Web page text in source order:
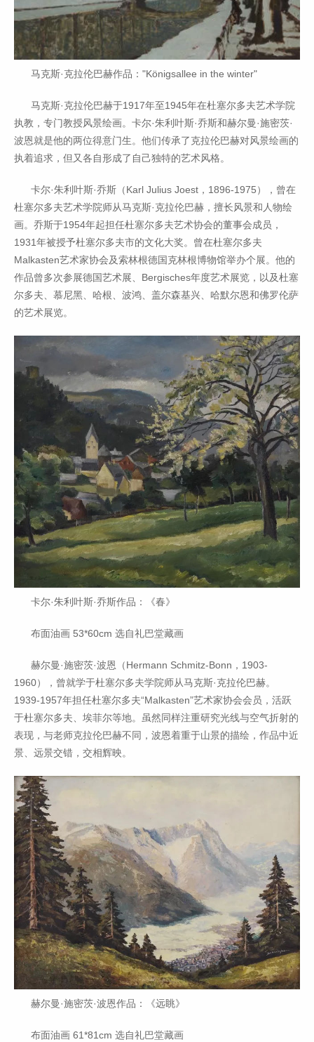
马克斯·克拉伦巴赫作品："Königsallee in the winter"
马克斯·克拉伦巴赫于1917年至1945年在杜塞尔多夫艺术学院
执教，专门教授风景绘画。卡尔·朱利叶斯·乔斯和赫尔曼·施密茨·
波恩就是他的两位得意门生。他们传承了克拉伦巴赫对风景绘画的
执着追求，但又各自形成了自己独特的艺术风格。
卡尔·朱利叶斯·乔斯（Karl Julius Joest，1896-1975），曾在
杜塞尔多夫艺术学院师从马克斯·克拉伦巴赫，擅长风景和人物绘
画。乔斯于1954年起担任杜塞尔多夫艺术协会的董事会成员，
1931年被授予杜塞尔多夫市的文化大奖。曾在杜塞尔多夫
Malkasten艺术家协会及索林根德国克林根博物馆举办个展。他的
作品曾多次参展德国艺术展、Bergisches年度艺术展览，以及杜塞
尔多夫、慕尼黑、哈根、波鸿、盖尔森基兴、哈默尔恩和佛罗伦萨
的艺术展览。
卡尔·朱利叶斯·乔斯作品：《春》
布面油画 53*60cm 选自礼巴堂藏画
赫尔曼·施密茨·波恩（Hermann Schmitz-Bonn，1903-
1960），曾就学于杜塞尔多夫学院师从马克斯·克拉伦巴赫。
1939-1957年担任杜塞尔多夫“Malkasten”艺术家协会会员，活跃
于杜塞尔多夫、埃菲尔等地。虽然同样注重研究光线与空气折射的
表现，与老师克拉伦巴赫不同，波恩着重于山景的描绘，作品中近
景、远景交错，交相辉映。
赫尔曼·施密茨·波恩作品：《远眺》
布面油画 61*81cm 选自礼巴堂藏画